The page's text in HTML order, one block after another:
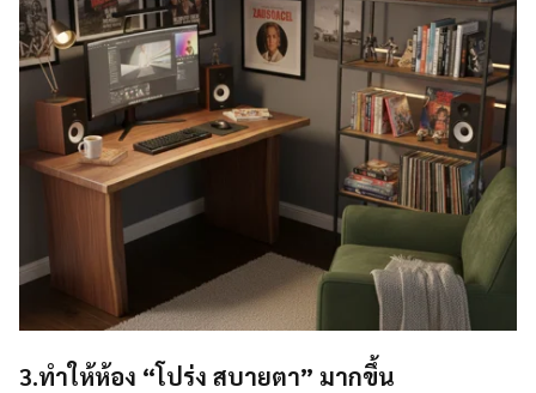
3.ทำให้ห้อง “โปร่ง สบายตา” มากขึ้น